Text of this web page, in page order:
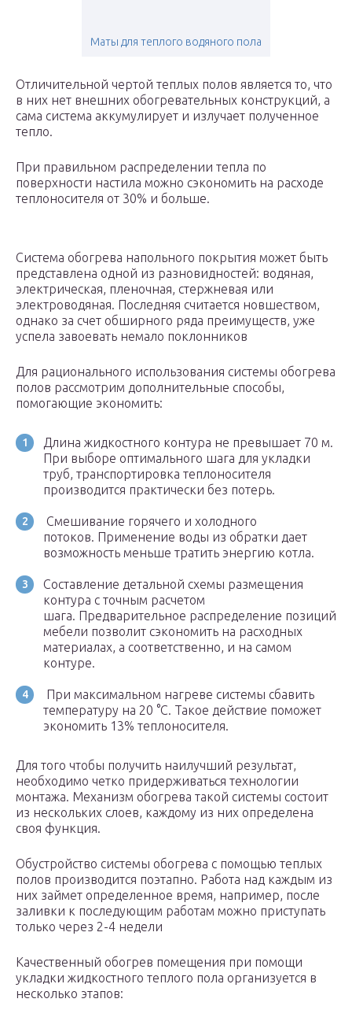
Маты для теплого водяного пола
Отличительной чертой теплых полов является то, что
в них нет внешних обогревательных конструкций, а
сама система аккумулирует и излучает полученное
тепло.
При правильном распределении тепла по
поверхности настила можно сэкономить на расходе
теплоносителя от 30% и больше.
Система обогрева напольного покрытия может быть
представлена одной из разновидностей: водяная,
электрическая, пленочная, стержневая или
электроводяная. Последняя считается новшеством,
однако за счет обширного ряда преимуществ, уже
успела завоевать немало поклонников
Для рационального использования системы обогрева
полов рассмотрим дополнительные способы,
помогающие экономить:
Длина жидкостного контура не превышает 70 м.
При выборе оптимального шага для укладки
труб, транспортировка теплоносителя
производится практически без потерь.
Смешивание горячего и холодного
потоков. Применение воды из обратки дает
возможность меньше тратить энергию котла.
Составление детальной схемы размещения
контура с точным расчетом
шага. Предварительное распределение позиций
мебели позволит сэкономить на расходных
материалах, а соответственно, и на самом
контуре.
При максимальном нагреве системы сбавить
температуру на 20 °C. Такое действие поможет
экономить 13% теплоносителя.
Для того чтобы получить наилучший результат,
необходимо четко придерживаться технологии
монтажа. Механизм обогрева такой системы состоит
из нескольких слоев, каждому из них определена
своя функция.
Обустройство системы обогрева с помощью теплых
полов производится поэтапно. Работа над каждым из
них займет определенное время, например, после
заливки к последующим работам можно приступать
только через 2-4 недели
Качественный обогрев помещения при помощи
укладки жидкостного теплого пола организуется в
несколько этапов: